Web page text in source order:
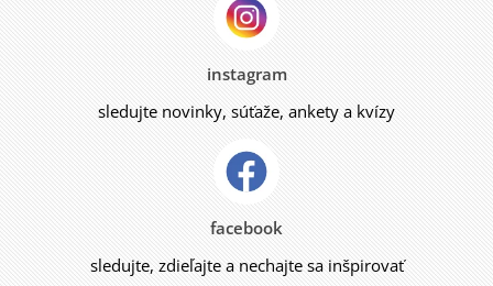
instagram
sledujte novinky, súťaže, ankety a kvízy
facebook
sledujte, zdieľajte a nechajte sa inšpirovať